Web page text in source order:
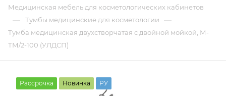
Медицинская мебель для косметологических кабинетов
— Тумбы медицинские для косметологии —
Тумба медицинская двухстворчатая с двойной мойкой, М-
ТМ/2-100 (УЛДСП)
Рассрочка Новинка РУ